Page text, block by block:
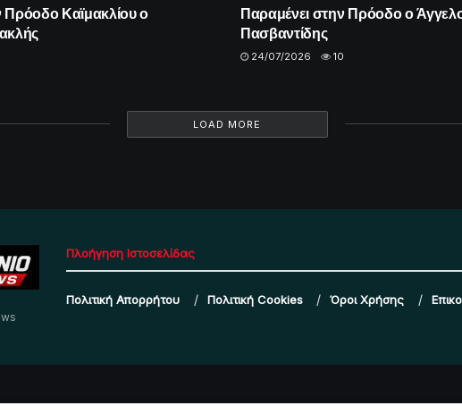
Καϊμακλίου ο
Παραμένει στην Πρόοδο ο
Πασβαντίδης
24/07/2026 10
LOAD MORE
Πλοήγηση Ιστοσελίδας
Πολιτική Απορρήτου Πολιτική Cookies Όροι Χρήσης